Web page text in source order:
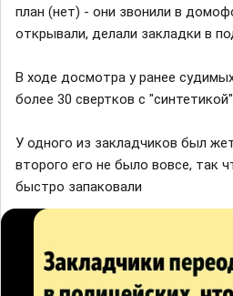
план (нет) - они звонили в
открывали, делали закладки в
В ходе досмотра у ранее
более 30 свертков с
У одного из закладчиков был
второго его не было вовсе, так
быстро запаковали